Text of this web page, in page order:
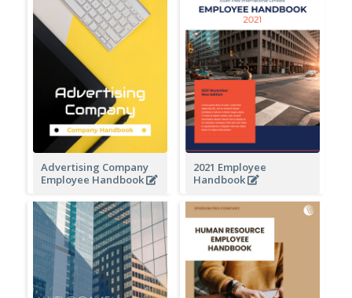
Advertising Company
Employee Handbook
2021 Employee
Handbook